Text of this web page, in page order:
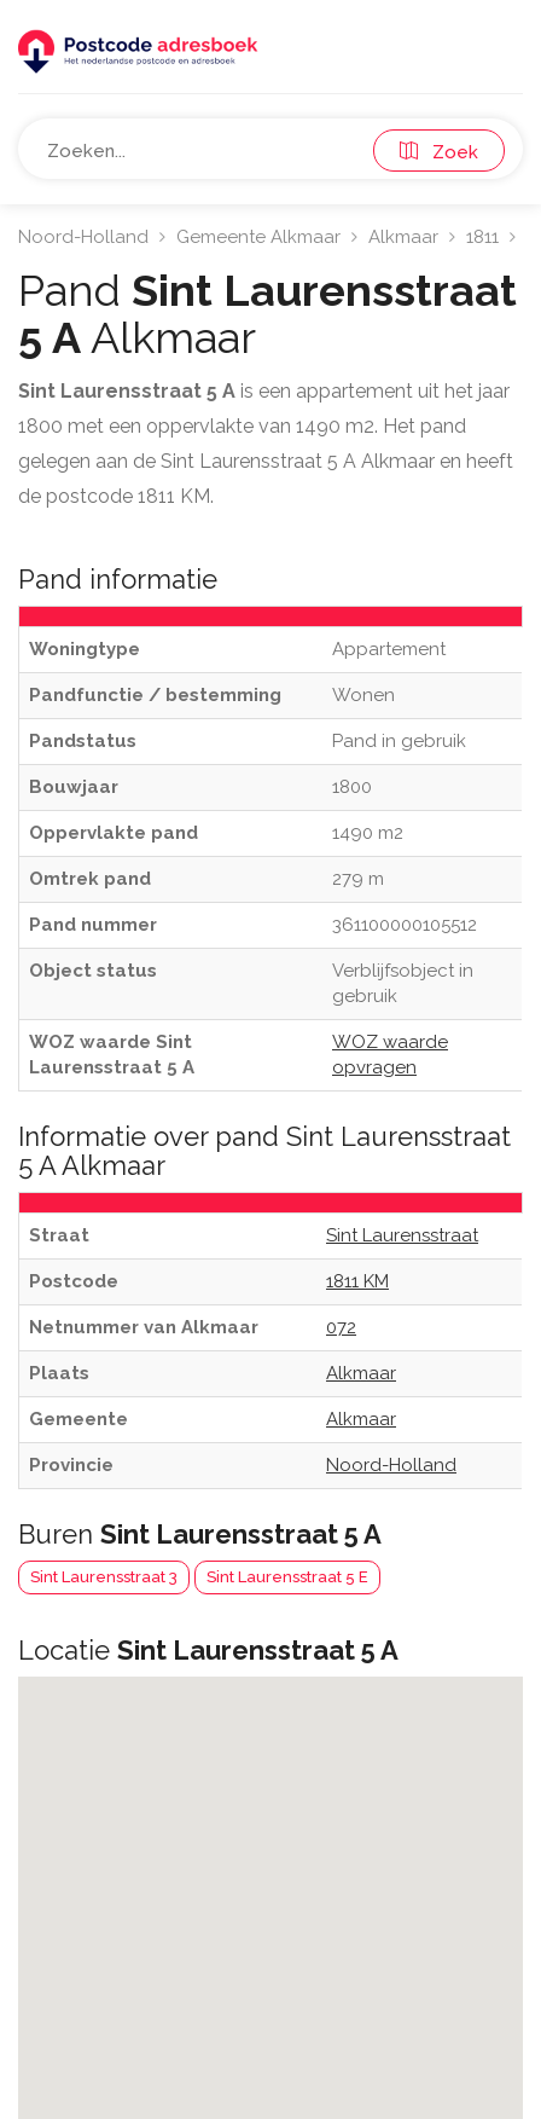
Zoek
Noord-Holland Gemeente Alkmaar Alkmaar 1811
Pand Sint Laurensstraat
5 A Alkmaar
Sint Laurensstraat 5 A is een appartement uit het jaar
1800 met een oppervlakte van 1490 m2. Het pand
gelegen aan de Sint Laurensstraat 5 A Alkmaar en heeft
de postcode 1811 KM.
Pand informatie
Woningtype Appartement
Pandfunctie / bestemming Wonen
Pandstatus Pand in gebruik
Bouwjaar 1800
Oppervlakte pand 1490 m2
Omtrek pand 279 m
Pand nummer 361100000105512
Object status
Verblijfsobject in
gebruik
WOZ waarde Sint
Laurensstraat 5 A
WOZ waarde
opvragen
Informatie over pand Sint Laurensstraat
5 A Alkmaar
Straat Sint Laurensstraat
Postcode 1811 KM
Netnummer van Alkmaar 072
Plaats Alkmaar
Gemeente Alkmaar
Provincie Noord-Holland
Buren Sint Laurensstraat 5 A
Sint Laurensstraat 3 Sint Laurensstraat 5 E
Locatie Sint Laurensstraat 5 A